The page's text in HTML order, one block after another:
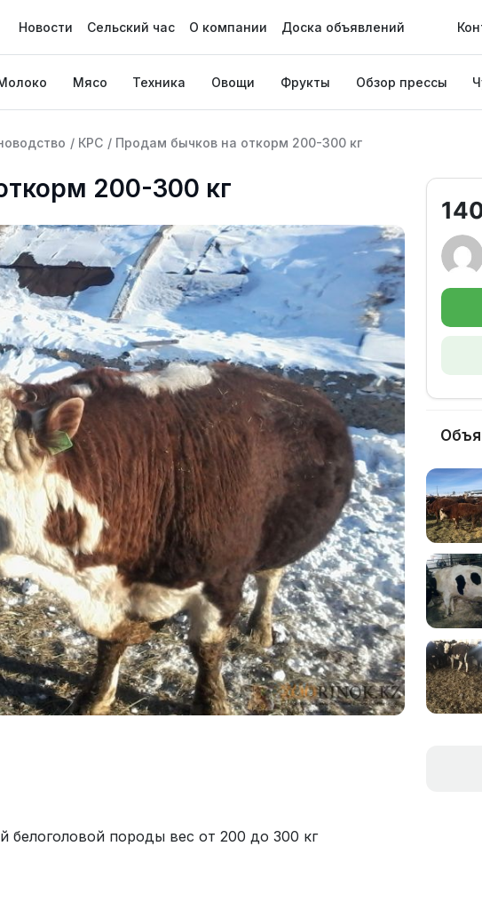
Новости Сельский час О компании Доска объявлений
Мясо Техника Овощи Фрукты Обзор прессы
/ КРС / Продам бычков на откорм 200-300 кг
200-300 кг
белоголовой породы вес от 200 до 300 кг